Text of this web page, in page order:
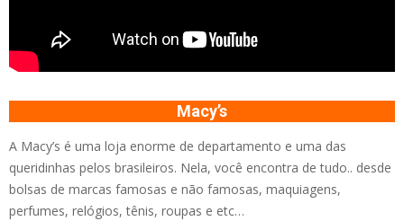
Macy’s
A Macy’s é uma loja enorme de departamento e uma das
queridinhas pelos brasileiros. Nela, você encontra de tudo.. desde
bolsas de marcas famosas e não famosas, maquiagens,
perfumes, relógios, tênis, roupas e etc…